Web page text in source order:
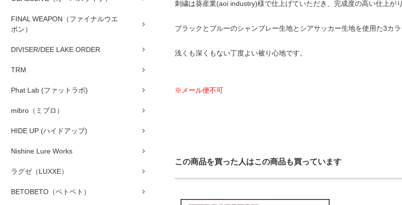
FINAL WEAPON（ファイナルウエ
ポン）
DIVISER/DEE LAKE ORDER
TRM
Phat Lab (ファットラボ)
mibro（ミブロ）
HIDE UP (ハイドアップ)
Nishine Lure Works
ラグゼ（LUXXE）
BETOBETO（ベトベト）
刺繍は葵産業(aoi industry)様で仕上げていただき、完成度の高い仕上が
ブラックとブルーのシャンブレー生地とシアサッカー生地を使用た3カ
浅くも深くもない丁度よい被り心地です。
※メール便不可
この商品を買った人はこの商品も買っています